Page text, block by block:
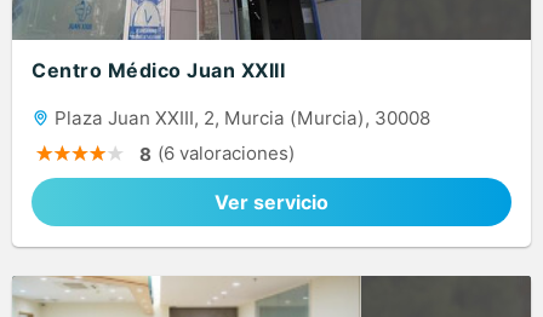
Centro Médico Juan XXIII
Plaza Juan XXIII, 2, Murcia (Murcia), 30008
8 (6 valoraciones)
Ver servicio